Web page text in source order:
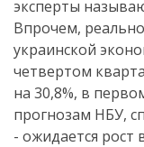
эксперты
Впрочем,
украинской
четвертом
на 30,8%, в
прогнозам НБУ,
- ожидается рост